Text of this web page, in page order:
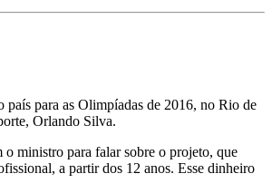
para as Olimpíadas de 2016, no Rio de
Orlando Silva.
o ministro para falar sobre o projeto, que
a partir dos 12 anos. Esse dinheiro